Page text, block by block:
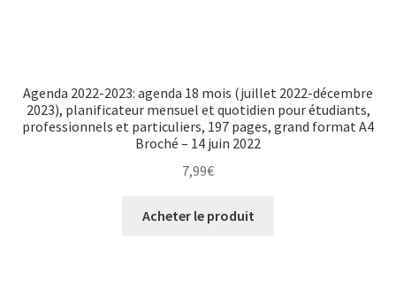
Agenda 2022-2023: agenda 18 mois (juillet 2022-décembre
2023), planificateur mensuel et quotidien pour étudiants,
professionnels et particuliers, 197 pages, grand format A4
Broché – 14 juin 2022
7,99€
Acheter le produit